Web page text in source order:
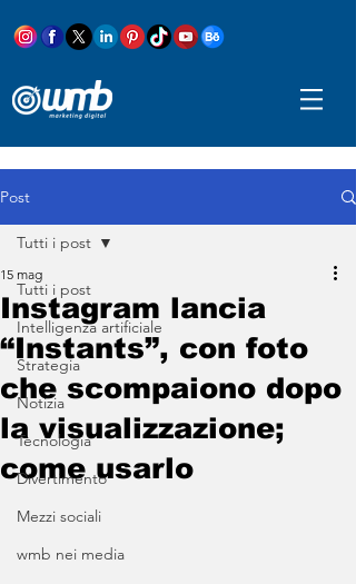
Post
Tutti i post
Intelligenza artificiale
Strategia
Notizia
Tecnologia
Divertimento
Mezzi sociali
wmb nei media
Tutti i post
Instagram lancia
“Instants”, con foto
che scompaiono dopo
la visualizzazione;
come usarlo
15 mag